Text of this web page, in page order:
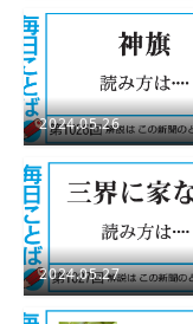
2024.05.26
2024.05.27